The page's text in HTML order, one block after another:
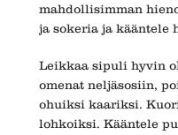
mahdollisimman
ja sokeria ja kääntele
Leikkaa sipuli hyvin
omenat neljäsosiin,
ohuiksi kaariksi.
lohkoiksi. Kääntele